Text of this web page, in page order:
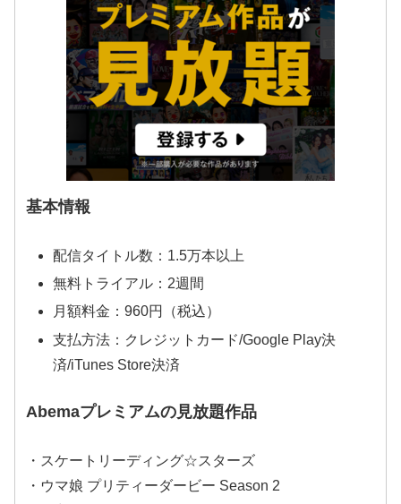
基本情報
配信タイトル数：1.5万本以上
無料トライアル：2週間
月額料金：960円（税込）
支払方法：クレジットカード/Google Play決
済/iTunes Store決済
Abemaプレミアムの見放題作品
・スケートリーディング☆スターズ
・ウマ娘 プリティーダービー Season 2